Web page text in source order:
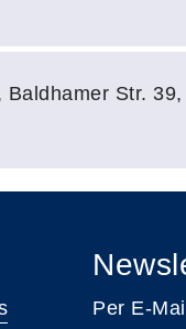
Str. 39,
Per E-